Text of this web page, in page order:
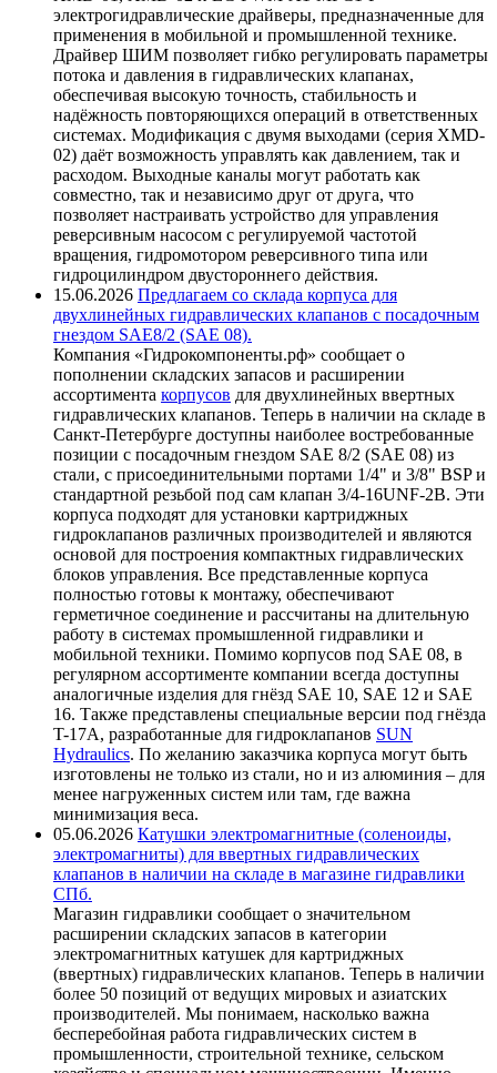
электрогидравлические драйверы, предназначенные для
применения в мобильной и промышленной технике.
Драйвер ШИМ позволяет гибко регулировать параметры
потока и давления в гидравлических клапанах,
обеспечивая высокую точность, стабильность и
надёжность повторяющихся операций в ответственных
системах. Модификация с двумя выходами (серия XMD-
02) даёт возможность управлять как давлением, так и
расходом. Выходные каналы могут работать как
совместно, так и независимо друг от друга, что
позволяет настраивать устройство для управления
реверсивным насосом с регулируемой частотой
вращения, гидромотором реверсивного типа или
гидроцилиндром двустороннего действия.
15.06.2026 Предлагаем со склада корпуса для
двухлинейных гидравлических клапанов с посадочным
гнездом SAE8/2 (SAE 08).
Компания «Гидрокомпоненты.рф» сообщает о
пополнении складских запасов и расширении
ассортимента корпусов для двухлинейных ввертных
гидравлических клапанов. Теперь в наличии на складе в
Санкт-Петербурге доступны наиболее востребованные
позиции с посадочным гнездом SAE 8/2 (SAE 08) из
стали, с присоединительными портами 1/4" и 3/8" BSP и
стандартной резьбой под сам клапан 3/4-16UNF-2B. Эти
корпуса подходят для установки картриджных
гидроклапанов различных производителей и являются
основой для построения компактных гидравлических
блоков управления. Все представленные корпуса
полностью готовы к монтажу, обеспечивают
герметичное соединение и рассчитаны на длительную
работу в системах промышленной гидравлики и
мобильной техники. Помимо корпусов под SAE 08, в
регулярном ассортименте компании всегда доступны
аналогичные изделия для гнёзд SAE 10, SAE 12 и SAE
16. Также представлены специальные версии под гнёзда
T-17A, разработанные для гидроклапанов SUN
Hydraulics. По желанию заказчика корпуса могут быть
изготовлены не только из стали, но и из алюминия – для
менее нагруженных систем или там, где важна
минимизация веса.
05.06.2026 Катушки электромагнитные (соленоиды,
электромагниты) для ввертных гидравлических
клапанов в наличии на складе в магазине гидравлики
СПб.
Магазин гидравлики сообщает о значительном
расширении складских запасов в категории
электромагнитных катушек для картриджных
(ввертных) гидравлических клапанов. Теперь в наличии
более 50 позиций от ведущих мировых и азиатских
производителей. Мы понимаем, насколько важна
бесперебойная работа гидравлических систем в
промышленности, строительной технике, сельском